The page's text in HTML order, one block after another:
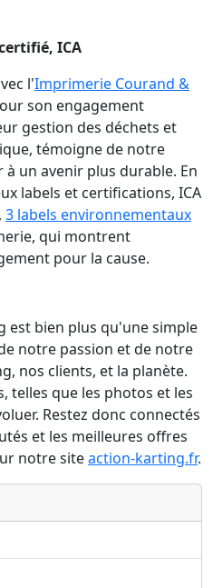
ICA
l'Imprimerie Courand &
son engagement
gestion des déchets et
témoigne de notre
un avenir plus durable. En
labels et certifications, ICA
3 labels environnementaux
qui montrent
pour la cause.
est bien plus qu'une simple
notre passion et de notre
nos clients, et la planète.
telles que les photos et les
Restez donc connectés
et les meilleures offres
notre siteaction-karting.fr.